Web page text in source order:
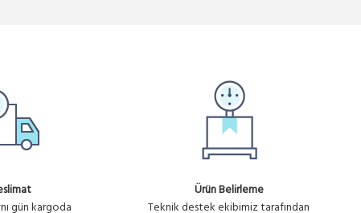
gün kargoda
Ürün Belirleme
Teknik destek ekibimiz tarafından